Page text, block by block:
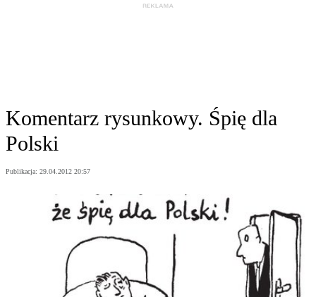
Komentarz rysunkowy. Śpię dla
Polski
Publikacja: 29.04.2012 20:57